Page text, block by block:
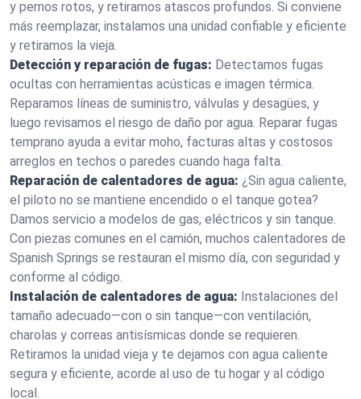
y pernos rotos, y retiramos atascos profundos. Si conviene
más reemplazar, instalamos una unidad confiable y eficiente
y retiramos la vieja.
Detección y reparación de fugas: Detectamos fugas
ocultas con herramientas acústicas e imagen térmica.
Reparamos líneas de suministro, válvulas y desagües, y
luego revisamos el riesgo de daño por agua. Reparar fugas
temprano ayuda a evitar moho, facturas altas y costosos
arreglos en techos o paredes cuando haga falta.
Reparación de calentadores de agua: ¿Sin agua caliente,
el piloto no se mantiene encendido o el tanque gotea?
Damos servicio a modelos de gas, eléctricos y sin tanque.
Con piezas comunes en el camión, muchos calentadores de
Spanish Springs se restauran el mismo día, con seguridad y
conforme al código.
Instalación de calentadores de agua: Instalaciones del
tamaño adecuado—con o sin tanque—con ventilación,
charolas y correas antisísmicas donde se requieren.
Retiramos la unidad vieja y te dejamos con agua caliente
segura y eficiente, acorde al uso de tu hogar y al código
local.